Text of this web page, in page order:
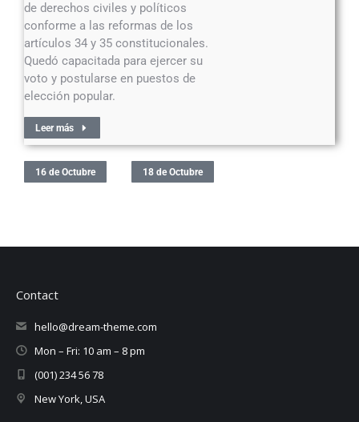
de derechos civiles y políticos
conforme a las reformas de los
artículos 34 y 35 constitucionales.
Quedó capacitada para ejercer su
voto y postularse en puestos de
elección popular.
Leer más
16 de Octubre 18 de Octubre
Contact
hello@dream-theme.com
Mon – Fri: 10 am – 8 pm
(001) 234 56 78
New York, USA